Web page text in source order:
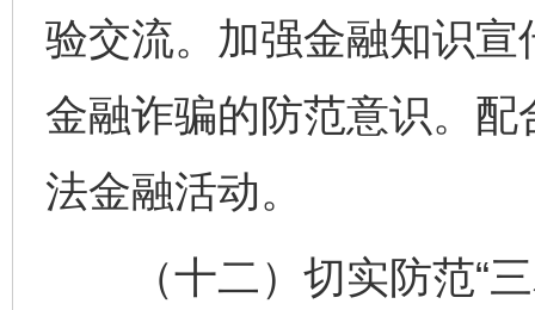
验交流。加强金融知识
金融诈骗的防范意识。
法金融活动。
（十二）切实防范“三